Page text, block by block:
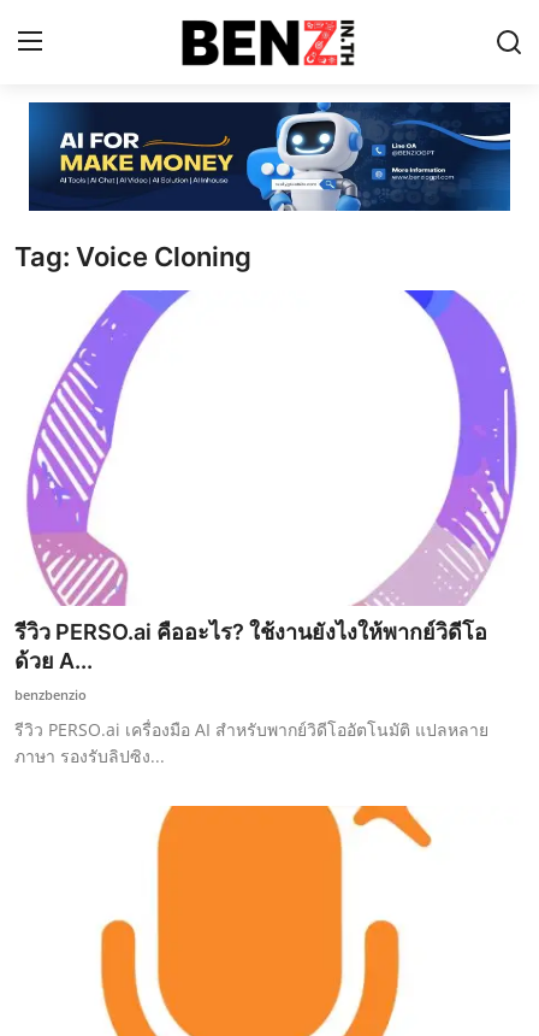
Home
Contact
AI Tools
ChatGPT Prompts
ข่าว AI รอบโลก
ThaiGPT Builder
คอร์สเรียน ChatGPT
Tag: Voice Cloning
รีวิว PERSO.ai คืออะไร? ใช้งานยังไงให้พากย์วิดีโอ
ด้วย A...
benzbenzio
รีวิว PERSO.ai เครื่องมือ AI สำหรับพากย์วิดีโออัตโนมัติ แปลหลาย
ภาษา รองรับลิปซิง...